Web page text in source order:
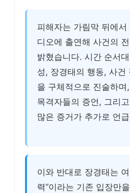
피해자는 가림막 뒤에
디오에 출연해 사건의
밝혔습니다. 시간 순서
성, 장경태의 행동, 사건
을 구체적으로 진술하
목격자들의 증언, 그리
많은 증거가 추가로 언
이와 반대로 장경태는
력”이라는 기존 입장만